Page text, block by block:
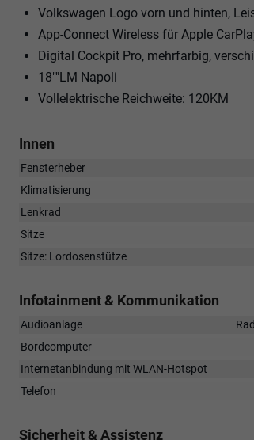
Volkswagen Logo vorn und hinten,
App-Connect Wireless für Apple
Digital Cockpit Pro, mehrfarbig,
18""LM Napoli
Vollelektrische Reichweite: 120KM
Innen
Fensterheber
Klimatisierung
Lenkrad
Sitze
Sitze: Lordosenstütze
Infotainment & Kommunikation
Audioanlage
Bordcomputer
Internetanbindung mit WLAN-Hotspot
Telefon
Sicherheit & Assistenz